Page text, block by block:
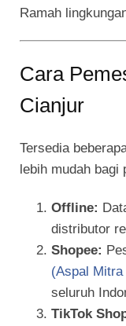
Ramah
Cara
Cianjur
Tersedia
lebih mudah bagi
Offline:
distributor
Shopee:
(Aspal
seluruh
TikTok